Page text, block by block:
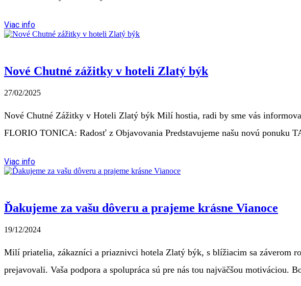
Viac info
Nové Chutné zážitky v hoteli Zlatý býk
27/02/2025
Nové Chutné Zážitky v Hoteli Zlatý býk Milí hostia, radi by sme vás
FLORIO TONICA: Radosť z Objavovania Predstavujeme našu novú
Viac info
Ďakujeme za vašu dôveru a prajeme krásne Vianoce
19/12/2024
Milí priatelia, zákazníci a priaznivci hotela Zlatý býk, s blížiacim sa záverom
prejavovali. Vaša podpora a spolupráca sú pre nás tou najväčšou